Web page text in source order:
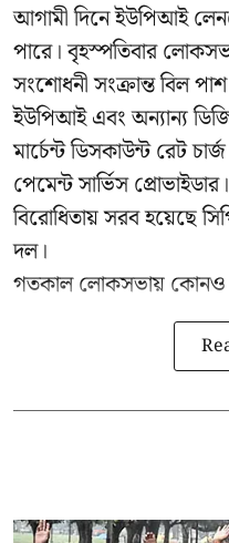
আগামী দিনে ইউপিআই
পারে। বৃহস্পতিবার
সংশোধনী সংক্রান্ত বিল
ইউপিআই এবং অন্যান্য
মার্চেন্ট ডিসকাউন্ট রেট
পেমেন্ট সার্ভিস
বিরোধিতায় সরব হয়েছে
দল।
গতকাল লোকসভায় কোনও